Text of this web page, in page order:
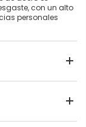
con un alto
personales